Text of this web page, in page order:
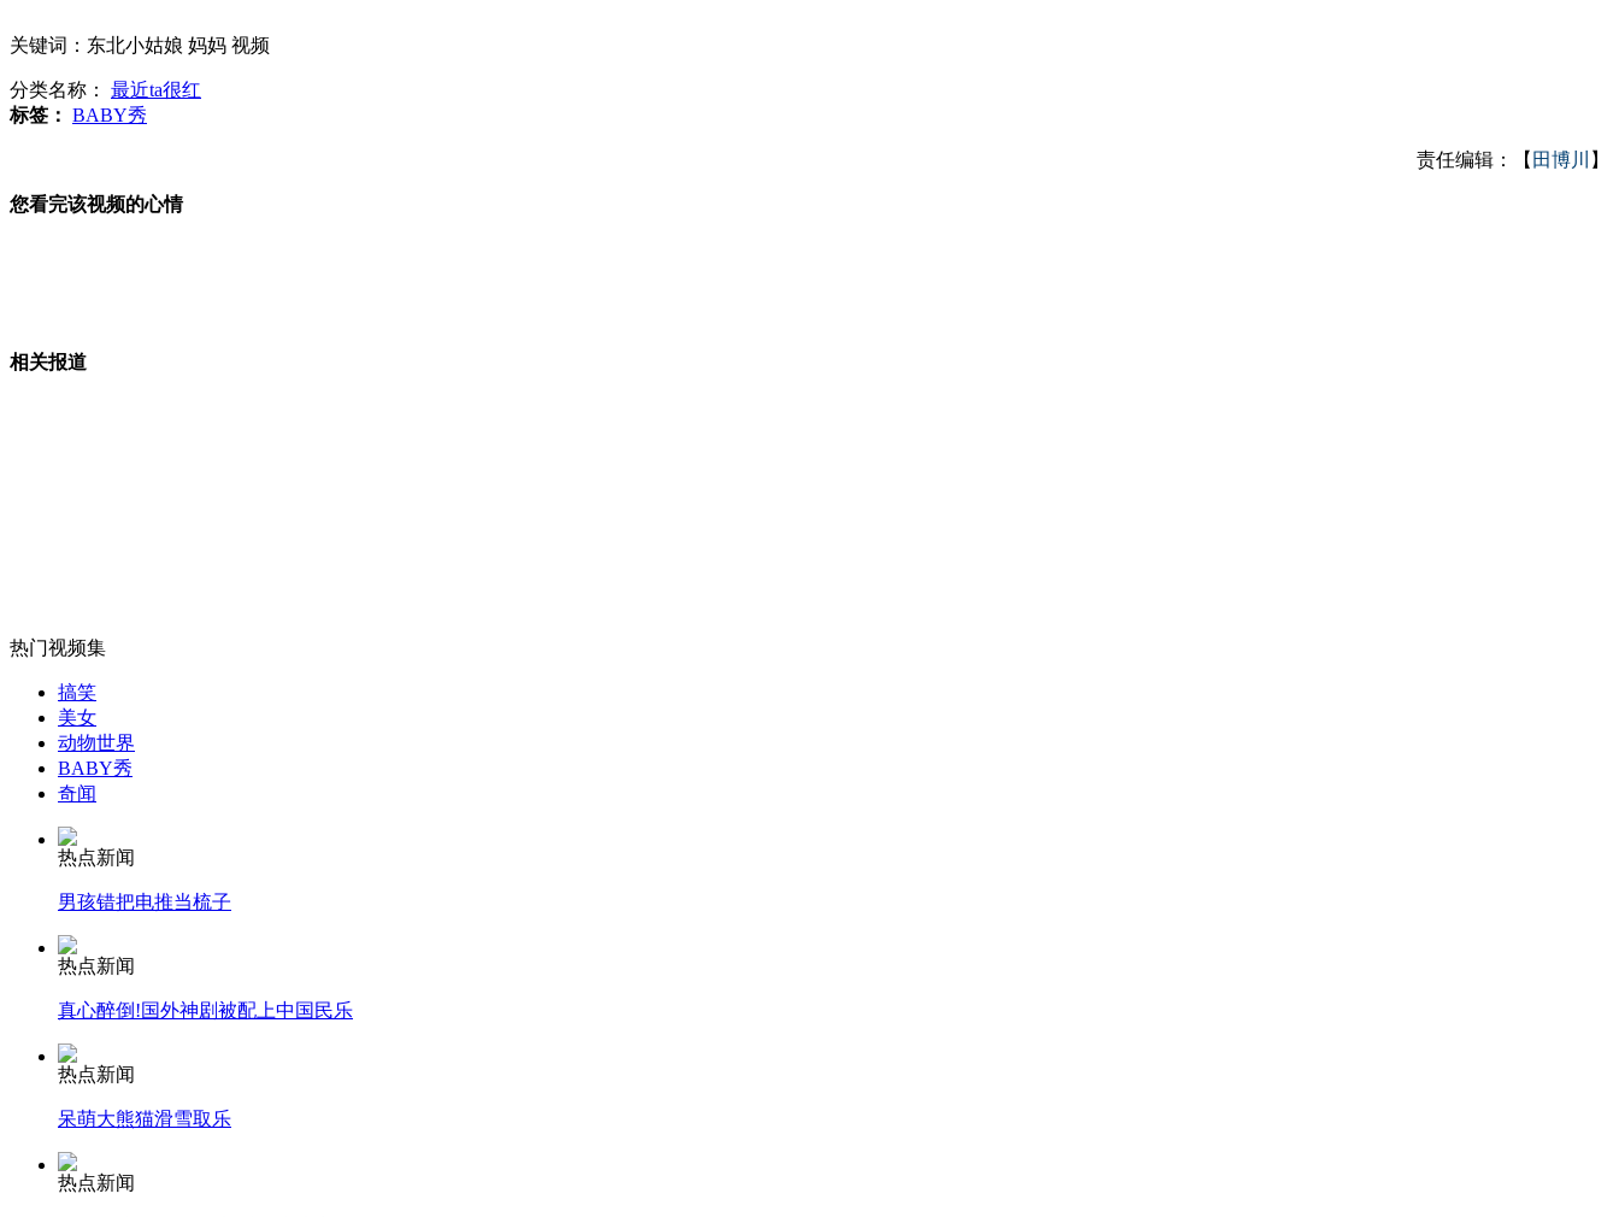
记者暗访98万元天价墓的背后
湖南“火箭提拔”副县长被退学
女孩北京地铁殴打老人 痛下狠手拳打脚踢
无痛分娩是否安全 医生回应
外交部：反对强权政治霸凌主义
外交部：有关国家言论片面不公正
走！跟着总书记去植树
关键词：东北小姑娘 妈妈 视频
分类名称： 最近ta很红
标签： BABY秀
责任编辑：【 田博川 】
您看完该视频的心情
相关报道
热门视频集
搞笑
美女
动物世界
BABY秀
奇闻
热点新闻
男孩错把电推当梳子
热点新闻
真心醉倒!国外神剧被配上中国民乐
热点新闻
呆萌大熊猫滑雪取乐
热点新闻